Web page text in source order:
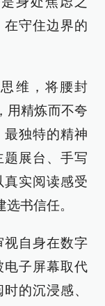
在守住边界的
维，将腰封
用精炼而不夸
独特的精神
展台、手写
实阅读感受
书信任。
视自身在数字
电子屏幕取代
的沉浸感、